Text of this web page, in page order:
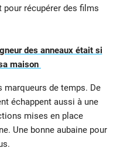
récupérer des films
des anneaux était si
maison
marqueurs de temps. De
échappent aussi à une
mises en place
Une bonne aubaine pour